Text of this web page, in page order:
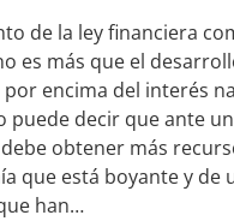
de la ley financiera
es más que el
encima del interés
puede decir que ante un
obtener más
que está boyante y de
han…